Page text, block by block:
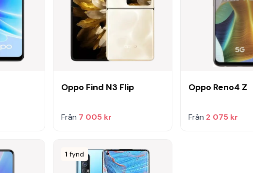
Oppo Find N3 Flip
Från 7 005 kr
Oppo Reno4 Z
Från 2 075 kr
1 fynd